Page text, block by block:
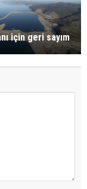
için geri sayım